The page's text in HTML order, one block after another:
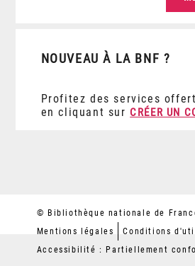
NOUVEAU À LA BNF ?
Profitez des services
en cliquant sur CRÉER UN
© Bibliothèque nationale de
Mentions légales
Conditions
Accessibilité : Partiellement